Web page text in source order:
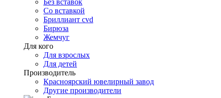
Без вставок
Со вставкой
Бриллиант cvd
Бирюза
Жемчуг
Для кого
Для взрослых
Для детей
Производитель
Красноярский ювелирный завод
Другие производители